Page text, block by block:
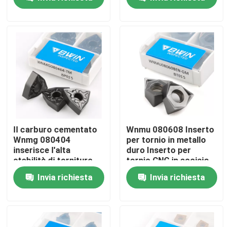
Video
Chi siamo
Giro della fabbrica
Controllo di qualità
Contattaci
Notizia
Il carburo cementato
Wnmg 080404
inserisce l'alta
stabilità di tornitura
fine 060404 080412
Invia richiesta
Wnmu 080608 Inserto
per tornio in metallo
duro Inserto per
tornio CNC in acciaio
inossidabile
Invia richiesta